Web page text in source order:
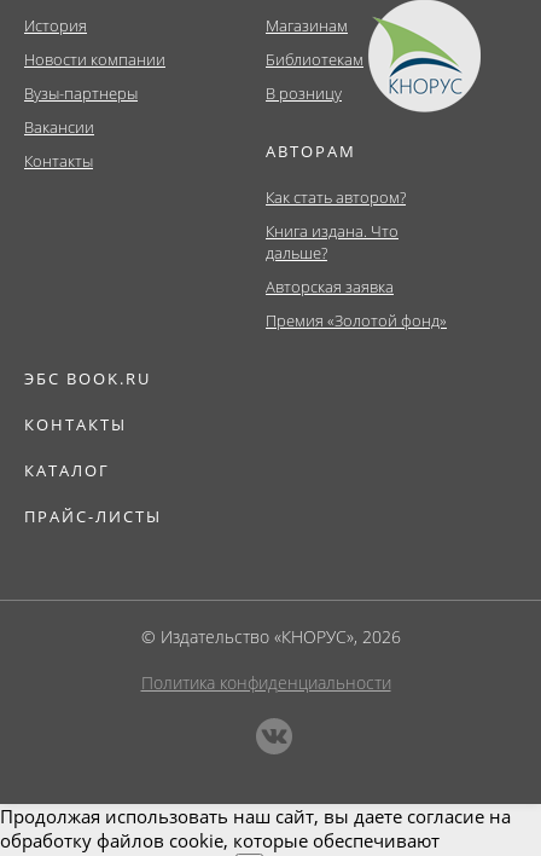
История
Новости компании
Вузы-партнеры
Вакансии
Контакты
Магазинам
Библиотекам
В розницу
АВТОРАМ
Как стать автором?
Книга издана. Что
дальше?
Авторская заявка
Премия «Золотой фонд»
ЭБС BOOK.RU
КОНТАКТЫ
КАТАЛОГ
ПРАЙС-ЛИСТЫ
© Издательство «КНОРУС», 2026
Политика конфиденциальности
Продолжая использовать наш сайт, вы даете согласие на
обработку файлов cookie, которые обеспечивают